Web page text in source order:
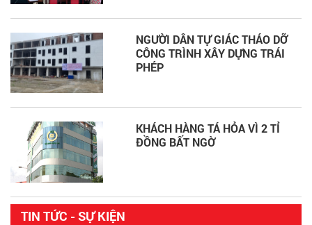
NGƯỜI DÂN TỰ GIÁC THÁO DỠ
CÔNG TRÌNH XÂY DỰNG TRÁI
PHÉP
KHÁCH HÀNG TÁ HỎA VÌ 2 TỈ
ĐỒNG BẤT NGỜ
TIN TỨC - SỰ KIỆN